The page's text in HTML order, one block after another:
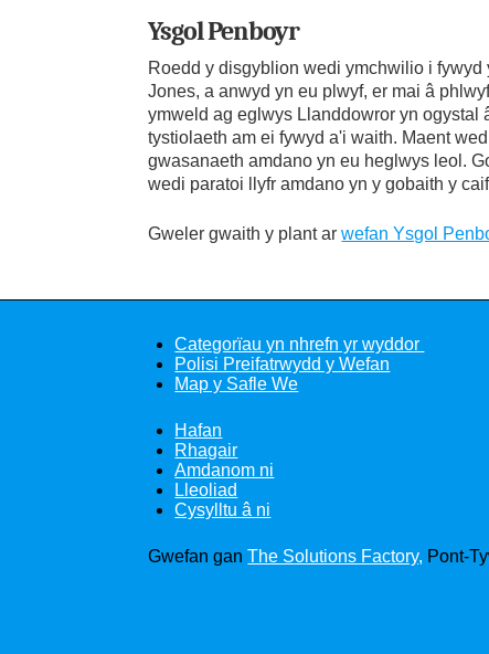
Ysgol Penboyr
Roedd y disgyblion wedi ymchwilio i
Jones, a anwyd yn eu plwyf, er mai â
ymweld ag eglwys Llanddowror yn ogystal
tystiolaeth am ei fywyd a'i waith. Maent
gwasanaeth amdano yn eu heglwys leol.
wedi paratoi llyfr amdano yn y gobaith y
Gweler gwaith y plant arwefan Ysgol
Categorïau yn nhrefn yr wyddor
Polisi Preifatrwydd y Wefan
Map y Safle We
Hafan
Rhagair
Amdanom ni
Lleoliad
Cysylltu â ni
Gwefan ganThe Solutions Factory, Pont-